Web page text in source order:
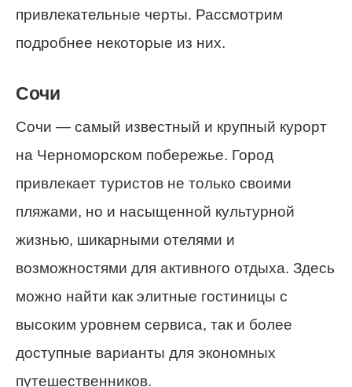
привлекательные черты. Рассмотрим
подробнее некоторые из них.
Сочи
Сочи — самый известный и крупный курорт
на Черноморском побережье. Город
привлекает туристов не только своими
пляжами, но и насыщенной культурной
жизнью, шикарными отелями и
возможностями для активного отдыха. Здесь
можно найти как элитные гостиницы с
высоким уровнем сервиса, так и более
доступные варианты для экономных
путешественников.